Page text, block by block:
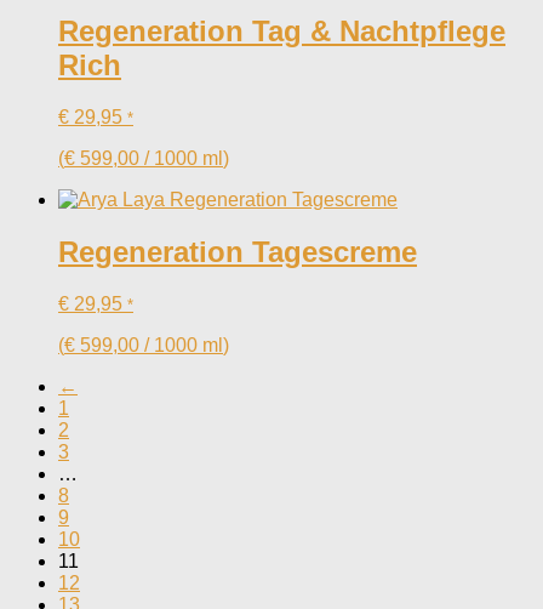
Regeneration Tag & Nachtpflege
Rich
€ 29,95 *
(€ 599,00 / 1000 ml )
Regeneration Tagescreme
€ 29,95 *
(€ 599,00 / 1000 ml )
←
1
2
3
…
8
9
10
11
12
13